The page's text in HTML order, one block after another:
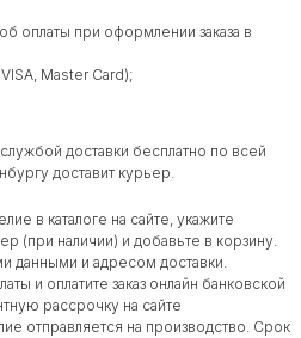
оплаты при оформлении заказа в
Master Card);
доставки бесплатно по всей
доставит курьер.
в каталоге на сайте, укажите
(при наличии) и добавьте в корзину.
данными и адресом доставки.
и оплатите заказ онлайн банковской
рассрочку на сайте
отправляется на производство. Срок